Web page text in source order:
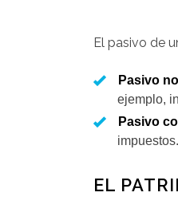
El pasivo de
Pasivo
ejemplo,
Pasivo
impuestos.
EL